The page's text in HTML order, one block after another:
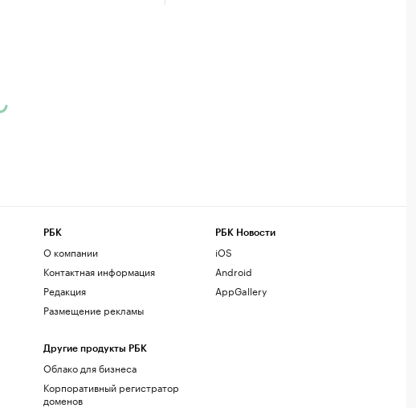
РБК
О компании
Контактная информация
Редакция
Размещение рекламы
Другие продукты РБК
Облако для бизнеса
Корпоративный регистратор
доменов
РБК Новости
iOS
Android
AppGallery